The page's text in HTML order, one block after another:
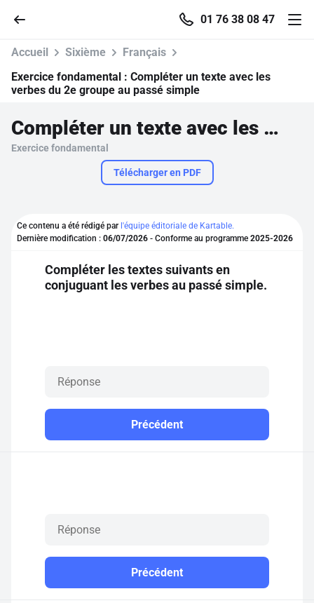
01 76 38 08 47
Parcourir
Se connecter
S'inscrire gratuitement
Accueil Sixième
Français
Exercice fondamental : Compléter un texte avec les
verbes du 2e groupe au passé simple
Compléter un texte avec les verbes du 2e groupe au passé simple
Exercice fondamental
Télécharger en PDF
Ce contenu a été rédigé par l'équipe éditoriale de Kartable.
Dernière modification : 06/07/2026 - Conforme au programme 2025-2026
Compléter les textes suivants en
conjuguant les verbes au passé simple.
Précédent
Précédent